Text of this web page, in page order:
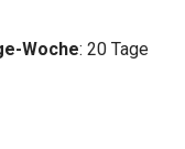
Woche: 20 Tage